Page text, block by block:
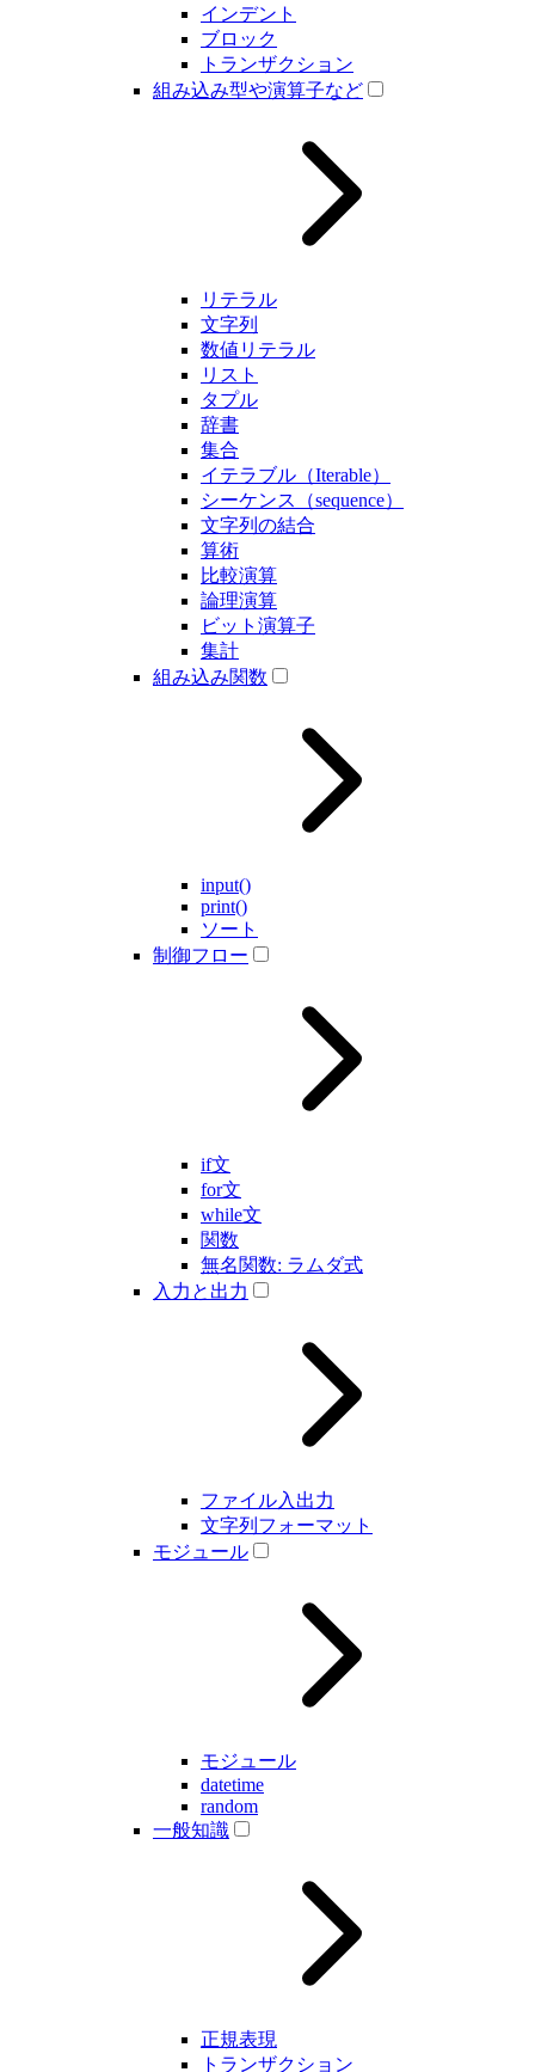
インデント
ブロック
トランザクション
組み込み型や演算子など
リテラル
文字列
数値リテラル
リスト
タプル
辞書
集合
イテラブル（Iterable）
シーケンス（sequence）
文字列の結合
算術
比較演算
論理演算
ビット演算子
集計
組み込み関数
input()
print()
ソート
制御フロー
if文
for文
while文
関数
無名関数: ラムダ式
入力と出力
ファイル入出力
文字列フォーマット
モジュール
モジュール
datetime
random
一般知識
正規表現
トランザクション